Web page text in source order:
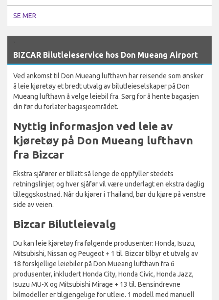
SE MER
BIZCAR Bilutleieservice hos Don Mueang Airport
Ved ankomst til Don Mueang lufthavn har reisende som ønsker
å leie kjøretøy et bredt utvalg av bilutleieselskaper på Don
Mueang lufthavn å velge leiebil fra. Sørg for å hente bagasjen
din før du forlater bagasjeområdet.
Nyttig informasjon ved leie av
kjøretøy på Don Mueang lufthavn
fra Bizcar
Ekstra sjåfører er tillatt så lenge de oppfyller stedets
retningslinjer, og hver sjåfør vil være underlagt en ekstra daglig
tilleggskostnad. Når du kjører i Thailand, bør du kjøre på venstre
side av veien.
Bizcar Bilutleievalg
Du kan leie kjøretøy fra følgende produsenter: Honda, Isuzu,
Mitsubishi, Nissan og Peugeot + 1 til. Bizcar tilbyr et utvalg av
18 forskjellige leiebiler på Don Mueang lufthavn fra 6
produsenter, inkludert Honda City, Honda Civic, Honda Jazz,
Isuzu MU-X og Mitsubishi Mirage + 13 til. Bensindrevne
bilmodeller er tilgjengelige for utleie. 1 modell med manuell